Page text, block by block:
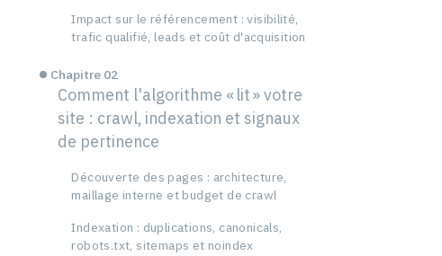
Impact sur le référencement : visibilité,
trafic qualifié, leads et coût d'acquisition
Chapitre 02
Comment l'algorithme « lit » votre
site : crawl, indexation et signaux
de pertinence
Découverte des pages : architecture,
maillage interne et budget de crawl
Indexation : duplications, canonicals,
robots.txt, sitemaps et noindex